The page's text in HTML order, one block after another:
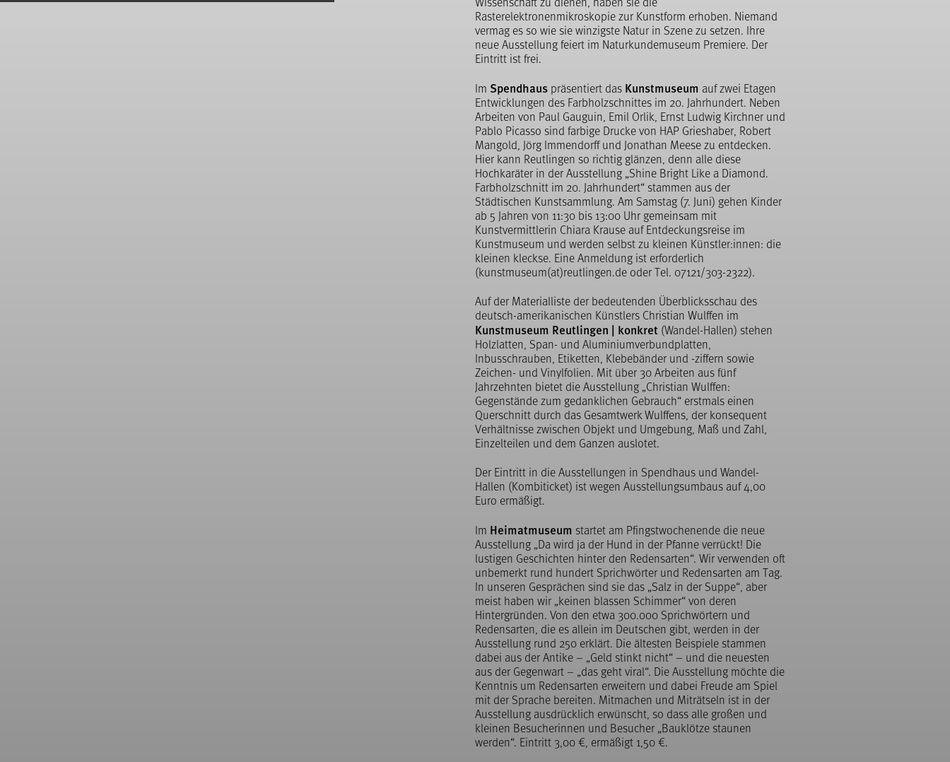
Rasterelektronenmikroskopie zur Kunstform erhoben. Niemand
vermag es so wie sie winzigste Natur in Szene zu setzen. Ihre
neue Ausstellung feiert im Naturkundemuseum Premiere. Der
Eintritt ist frei.
Im Spendhaus präsentiert das Kunstmuseum auf zwei Etagen
Entwicklungen des Farbholzschnittes im 20. Jahrhundert. Neben
Arbeiten von Paul Gauguin, Emil Orlik, Ernst Ludwig Kirchner und
Pablo Picasso sind farbige Drucke von HAP Grieshaber, Robert
Mangold, Jörg Immendorff und Jonathan Meese zu entdecken.
Hier kann Reutlingen so richtig glänzen, denn alle diese
Hochkaräter in der Ausstellung „Shine Bright Like a Diamond.
Farbholzschnitt im 20. Jahrhundert“ stammen aus der
Städtischen Kunstsammlung. Am Samstag (7. Juni) gehen Kinder
ab 5 Jahren von 11:30 bis 13:00 Uhr gemeinsam mit
Kunstvermittlerin Chiara Krause auf Entdeckungsreise im
Kunstmuseum und werden selbst zu kleinen Künstler:innen: die
kleinen kleckse. Eine Anmeldung ist erforderlich
(kunstmuseum(at)reutlingen.de oder Tel. 07121/303-2322).
Auf der Materialliste der bedeutenden Überblicksschau des
deutsch-amerikanischen Künstlers Christian Wulffen im
Kunstmuseum Reutlingen | konkret (Wandel-Hallen) stehen
Holzlatten, Span- und Aluminiumverbundplatten,
Inbusschrauben, Etiketten, Klebebänder und -ziffern sowie
Zeichen- und Vinylfolien. Mit über 30 Arbeiten aus fünf
Jahrzehnten bietet die Ausstellung „Christian Wulffen:
Gegenstände zum gedanklichen Gebrauch“ erstmals einen
Querschnitt durch das Gesamtwerk Wulffens, der konsequent
Verhältnisse zwischen Objekt und Umgebung, Maß und Zahl,
Einzelteilen und dem Ganzen auslotet.
Der Eintritt in die Ausstellungen in Spendhaus und Wandel-
Hallen (Kombiticket) ist wegen Ausstellungsumbaus auf 4,00
Euro ermäßigt.
Im Heimatmuseum startet am Pfingstwochenende die neue
Ausstellung „Da wird ja der Hund in der Pfanne verrückt! Die
lustigen Geschichten hinter den Redensarten“. Wir verwenden oft
unbemerkt rund hundert Sprichwörter und Redensarten am Tag.
In unseren Gesprächen sind sie das „Salz in der Suppe“, aber
meist haben wir „keinen blassen Schimmer“ von deren
Hintergründen. Von den etwa 300.000 Sprichwörtern und
Redensarten, die es allein im Deutschen gibt, werden in der
Ausstellung rund 250 erklärt. Die ältesten Beispiele stammen
dabei aus der Antike – „Geld stinkt nicht“ – und die neuesten
aus der Gegenwart – „das geht viral“. Die Ausstellung möchte die
Kenntnis um Redensarten erweitern und dabei Freude am Spiel
mit der Sprache bereiten. Mitmachen und Miträtseln ist in der
Ausstellung ausdrücklich erwünscht, so dass alle großen und
kleinen Besucherinnen und Besucher „Bauklötze staunen
werden“. Eintritt 3,00 €, ermäßigt 1,50 €.